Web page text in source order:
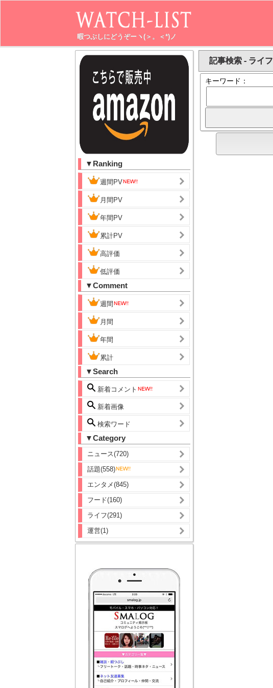
暇つぶしにどうぞーヽ(＞。＜*)ノ
▼Ranking
週間PV
月間PV
年間PV
累計PV
高評価
低評価
▼Comment
週間
月間
年間
累計
▼Search
新着コメント
新着画像
検索ワード
▼Category
ニュース(720)
話題(558)
エンタメ(845)
フード(160)
ライフ(291)
運営(1)
記事検索 - ライフ
キーワード：